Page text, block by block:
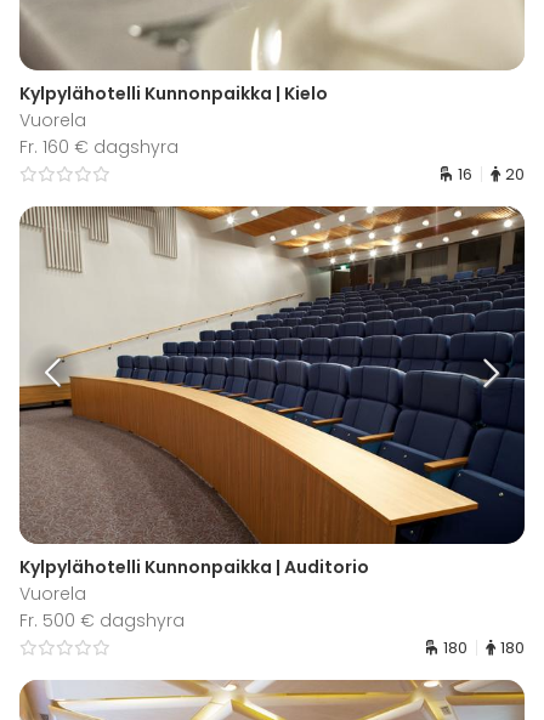
Kylpylähotelli Kunnonpaikka | Kielo
Vuorela
Fr. 160 € dagshyra
16 20
Kylpylähotelli Kunnonpaikka | Auditorio
Vuorela
Fr. 500 € dagshyra
180 180